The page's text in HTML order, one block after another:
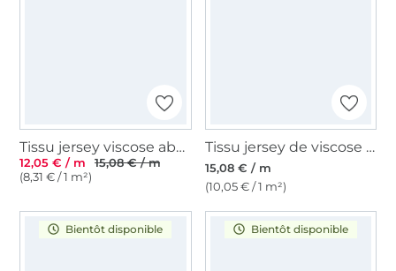
Tissu jersey viscose abstrait Mariella, pourpre
12,05 € / m
15,08 € / m
(8,31 € / 1 m²)
Tissu jersey de viscose Vintage Modal Touch, lie de vin
15,08 € / m
(10,05 € / 1 m²)
Bientôt disponible Bientôt disponible